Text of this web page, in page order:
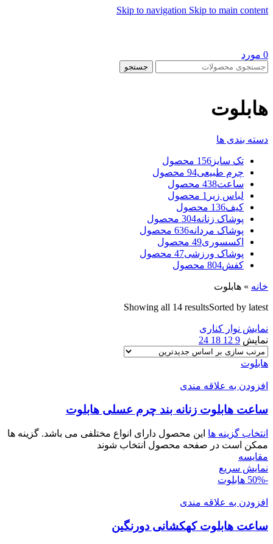
Skip to navigation Skip to main content
0 مورد
جستجو
هابلوت
دسته بندی ها
تک سایز 156 محصول
چرم طبیعی94 محصول
ساعت438 محصول
لباس زیر 1 محصول
کیف136 محصول
پوشاک زنانه304 محصول
پوشاک مردانه636 محصول
اکسسوری49 محصول
پوشاک ورزشی47 محصول
کفش804 محصول
خانه » هابلوت
Showing all 14 resultsSorted by latest
نمایش نوار کناری
نمایش 9
12
18
24
هابلوت
افزودن به علاقه مندی
ساعت هابلوت زنانه بند چرم عسلی هابلوت
انتخاب گزینه ها این محصول دارای انواع مختلفی می باشد. گزینه ها
ممکن است در صفحه محصول انتخاب شوند
مقايسه
نمایش سریع
-50%
هابلوت
افزودن به علاقه مندی
ساعت هابلوت کهکشانی دورنگين